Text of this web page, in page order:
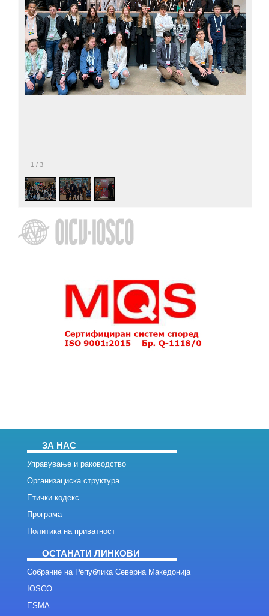
1 / 3
ЗА НАС
Управување и раководство
Организациска структура
Етички кодекс
Програма
Политика на приватност
ОСТАНАТИ ЛИНКОВИ
Собрание на Република Северна Македонија
IOSCO
ESMA